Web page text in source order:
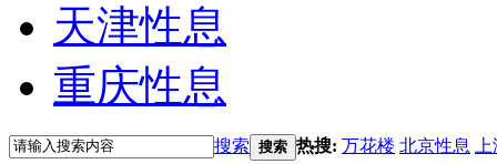
天津性息
重庆性息
搜索 搜索 热搜: 万花楼 北京性息